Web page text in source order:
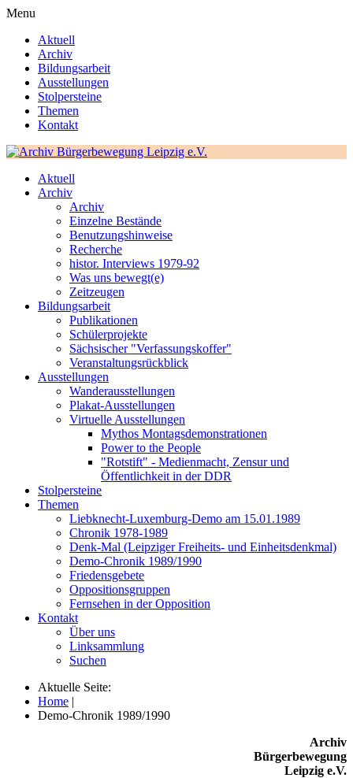
Menu
Aktuell
Archiv
Bildungsarbeit
Ausstellungen
Stolpersteine
Themen
Kontakt
Aktuell
Archiv
Archiv
Einzelne Bestände
Benutzungshinweise
Recherche
histor. Interviews 1979-92
Was uns bewegt(e)
Zeitzeugen
Bildungsarbeit
Publikationen
Schülerprojekte
Sächsischer "Verfassungskoffer"
Veranstaltungsrückblick
Ausstellungen
Wanderausstellungen
Plakat-Ausstellungen
Virtuelle Ausstellungen
Mythos Montagsdemonstrationen
Power to the People
"Rotstift" - Medienmacht, Zensur und
Öffentlichkeit in der DDR
Stolpersteine
Themen
Liebknecht-Luxemburg-Demo am 15.01.1989
Chronik 1978-1989
Denk-Mal (Leipziger Freiheits- und Einheitsdenkmal)
Demo-Chronik 1989/1990
Friedensgebete
Oppositionsgruppen
Fernsehen in der Opposition
Kontakt
Über uns
Linksammlung
Suchen
Aktuelle Seite:
Home |
Demo-Chronik 1989/1990
Archiv
Bürgerbewegung
Leipzig e.V.